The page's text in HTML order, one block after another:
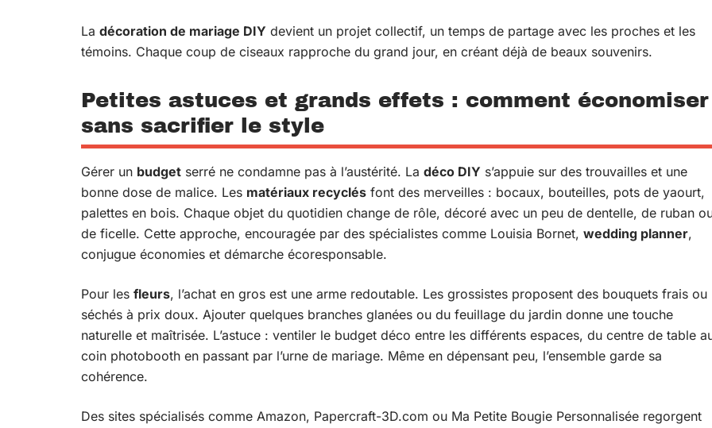
La décoration de mariage DIY devient un projet collectif, un temps de partage avec les proches et les
témoins. Chaque coup de ciseaux rapproche du grand jour, en créant déjà de beaux souvenirs.
Petites astuces et grands effets : comment économiser
sans sacrifier le style
Gérer un budget serré ne condamne pas à l’austérité. La déco DIY s’appuie sur des trouvailles et une
bonne dose de malice. Les matériaux recyclés font des merveilles : bocaux, bouteilles, pots de yaourt,
palettes en bois. Chaque objet du quotidien change de rôle, décoré avec un peu de dentelle, de ruban
de ficelle. Cette approche, encouragée par des spécialistes comme Louisia Bornet, wedding planner,
conjugue économies et démarche écoresponsable.
Pour les fleurs, l’achat en gros est une arme redoutable. Les grossistes proposent des bouquets frais ou
séchés à prix doux. Ajouter quelques branches glanées ou du feuillage du jardin donne une touche
naturelle et maîtrisée. L’astuce : ventiler le budget déco entre les différents espaces, du centre de table
coin photobooth en passant par l’urne de mariage. Même en dépensant peu, l’ensemble garde sa
cohérence.
Des sites spécialisés comme Amazon, Papercraft-3D.com ou Ma Petite Bougie Personnalisée regorgent